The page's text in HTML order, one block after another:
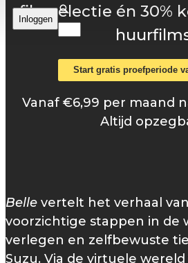
Inloggen
filmselectie én 30%
Start gratis proefperiode
Vanaf €6,99 per maand
Altijd
Belle vertelt het verhaal
voorzichtige stappen in de
verlegen en zelfbewuste
Suzu. Via de virtuele